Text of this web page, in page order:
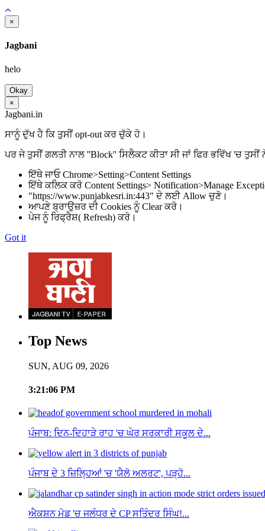
×
Jagbani
helo
Okay
×
Jagbani.in
ਸਾਨੂੰ ਦੁੱਖ ਹੈ ਕਿ ਤੁਸੀਂ opt-out ਕਰ ਚੁੱਕੇ ਹੋ।
ਪਰ ਜੇ ਤੁਸੀਂ ਗਲਤੀ ਨਾਲ ''Block'' ਸਿਲੈਕਟ ਕੀਤਾ ਸੀ ਜਾਂ ਫਿਰ ਭਵਿੱਖ 'ਚ
ਇੱਥੇ ਜਾਓ Chrome>Setting>Content Settings
ਇੱਥੇ ਕਲਿਕ ਕਰੋ Content Settings> Notification>Manage
"https://www.punjabkesri.in:443" ਦੇ ਲਈ Allow ਚੁਣੋ।
ਆਪਣੇ ਬ੍ਰਾਉਜ਼ਰ ਦੀ Cookies ਨੂੰ Clear ਕਰੋ।
ਪੇਜ ਨੂੰ ਰਿਫ੍ਰੈਸ਼( Refresh) ਕਰੋ।
Got it
Top News
SUN, AUG 09, 2026
3:21:06 PM
ਪੰਜਾਬ: ਦਿਨ-ਦਿਹਾੜੇ ਰਾਹ 'ਚ ਘੇਰ ਸਰਕਾਰੀ ਸਕੂਲ ਦੇ...
ਪੰਜਾਬ ਦੇ 3 ਜ਼ਿਲ੍ਹਿਆਂ 'ਚ 'ਯੈਲੋ ਅਲਰਟ', ਪੜ੍ਹੋ...
ਐਕਸ਼ਨ ਮੋਡ 'ਚ ਜਲੰਧਰ ਦੇ CP ਸਤਿੰਦਰ ਸਿੰਘ!...